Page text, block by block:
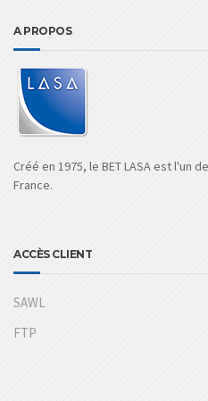
A PROPOS
Créé en 1975, le BET LASA est l'un
France.
ACCÈS CLIENT
SAWL
FTP